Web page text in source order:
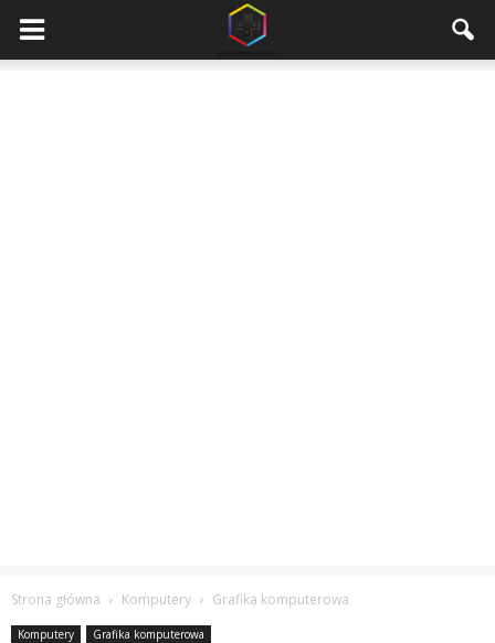
Strona główna Komputery Grafika komputerowa
Komputery Grafika komputerowa